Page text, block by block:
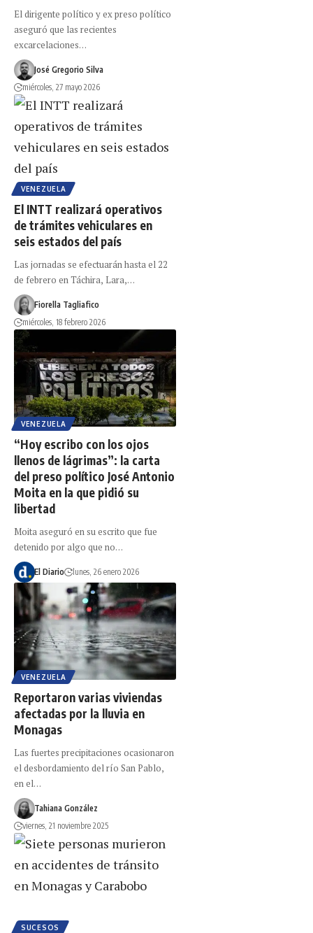
El dirigente político y ex preso político
aseguró que las recientes
excarcelaciones…
José Gregorio Silva
miércoles, 27 mayo 2026
VENEZUELA
El INTT realizará operativos
de trámites vehiculares en
seis estados del país
Las jornadas se efectuarán hasta el 22
de febrero en Táchira, Lara,…
Fiorella Tagliafico
miércoles, 18 febrero 2026
VENEZUELA
“Hoy escribo con los ojos
llenos de lágrimas”: la carta
del preso político José Antonio
Moita en la que pidió su
libertad
Moita aseguró en su escrito que fue
detenido por algo que no…
El Diario lunes, 26 enero 2026
VENEZUELA
Reportaron varias viviendas
afectadas por la lluvia en
Monagas
Las fuertes precipitaciones ocasionaron
el desbordamiento del río San Pablo,
en el…
Tahiana González
viernes, 21 noviembre 2025
SUCESOS